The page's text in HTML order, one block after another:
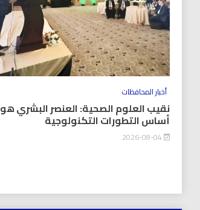
أخبار المحافظات
نقيب العلوم الصحية: العنصر البشري هو
أساس التطورات التكنولوجية